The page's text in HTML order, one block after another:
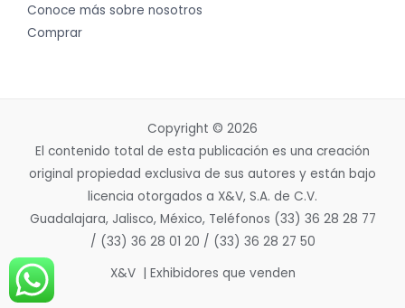
Conoce más sobre nosotros
Comprar
Copyright © 2026
El contenido total de esta publicación es una creación
original propiedad exclusiva de sus autores y están bajo
licencia otorgados a X&V, S.A. de C.V.
Guadalajara, Jalisco, México, Teléfonos (33) 36 28 28 77
/ (33) 36 28 01 20 / (33) 36 28 27 50
X&V | Exhibidores que venden